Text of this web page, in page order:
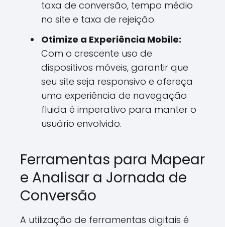
taxa de conversão, tempo médio
no site e taxa de rejeição.
Otimize a Experiência Mobile:
Com o crescente uso de
dispositivos móveis, garantir que
seu site seja responsivo e ofereça
uma experiência de navegação
fluida é imperativo para manter o
usuário envolvido.
Ferramentas para Mapear
e Analisar a Jornada de
Conversão
A utilização de ferramentas digitais é